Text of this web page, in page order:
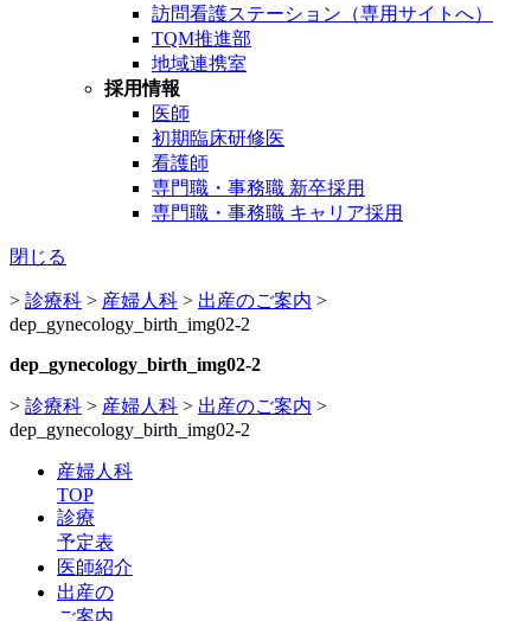
訪問看護ステーション（専用サイトへ）
TQM推進部
地域連携室
採用情報
医師
初期臨床研修医
看護師
専門職・事務職 新卒採用
専門職・事務職 キャリア採用
閉じる
> 診療科 > 産婦人科 > 出産のご案内 >
dep_gynecology_birth_img02-2
dep_gynecology_birth_img02-2
> 診療科 > 産婦人科 > 出産のご案内 >
dep_gynecology_birth_img02-2
産婦人科
TOP
診療
予定表
医師紹介
出産の
ご案内